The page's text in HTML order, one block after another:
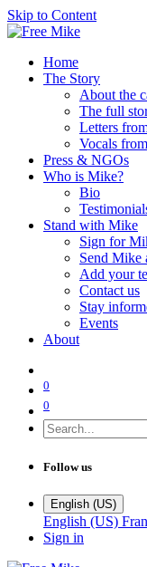
Skip to Content
Home
The Story
About the
The full
Letters
Vocals
Press & NGOs
Who is Mike?
Bio
Stand with Mike
Sign for
Send Mike
Add your
Contact us
Stay
Events
About
0
0
Follow us
English (US)
English (US)
Sign in